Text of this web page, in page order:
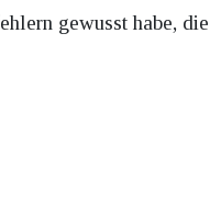
gewusst habe, die